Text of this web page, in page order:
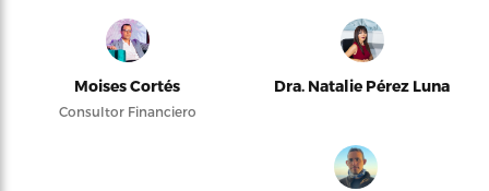
Moises Cortés
Consultor Financiero
Dra. Natalie Pérez Luna